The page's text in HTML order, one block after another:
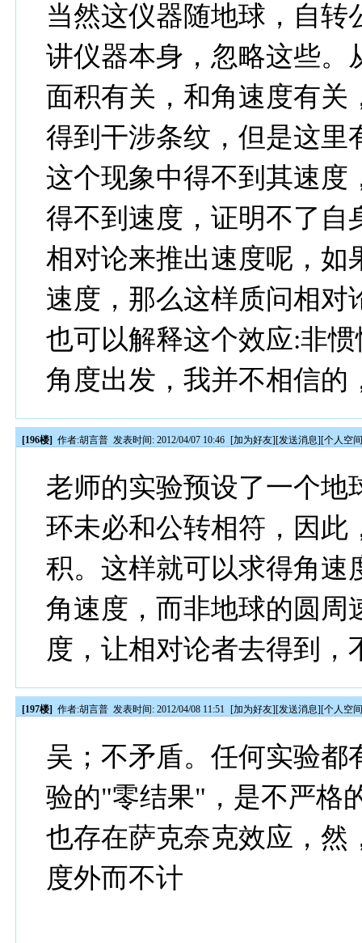
当然这仪器随地球，自
讲仪器本身，忽略这些。
面积有关，和角速度有关
得到干涉条纹，但是这里
这个现象中得不到其速度
得不到速度，证明不了自
相对论来推出速度呢，如
速度，那么这样质问相对
也可以解释这个效应:非
角度出发，我并不相信的
[196楼] 作者:胡言普 发表时间: 2012/04/07 10:46 [加为好友][发送消息][个人空
老师的实验预设了一个地
环未必和公转相符，因此
积。这样就可以求得角速
角速度，而非地球的圆周
度，让相对论者去得到，
[197楼] 作者:胡言普 发表时间: 2012/04/08 11:51 [加为好友][发送消息][个人空
吴；不矛盾。任何实验都
验的"零结果"，是不严格
也存在萨克奈克效应，然
度外而不计